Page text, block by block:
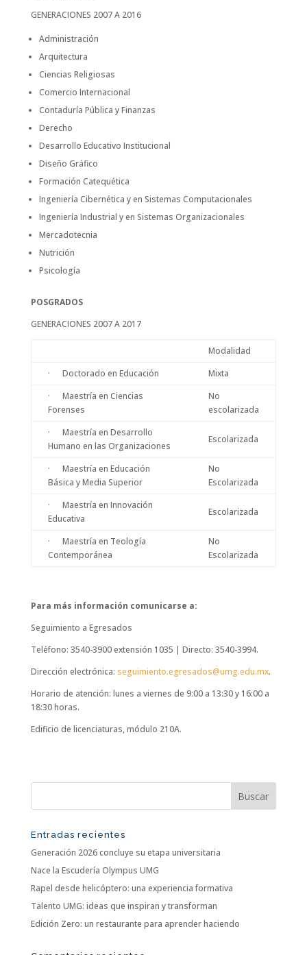
GENERACIONES 2007 A 2016
Administración
Arquitectura
Ciencias Religiosas
Comercio Internacional
Contaduría Pública y Finanzas
Derecho
Desarrollo Educativo Institucional
Diseño Gráfico
Formación Catequética
Ingeniería Cibernética y en Sistemas Computacionales
Ingeniería Industrial y en Sistemas Organizacionales
Mercadotecnia
Nutrición
Psicología
POSGRADOS
GENERACIONES 2007 A 2017
Modalidad
· Doctorado en Educación
Mixta
· Maestría en Ciencias
Forenses
No
escolarizada
· Maestría en Desarrollo
Humano en las Organizaciones
Escolarizada
· Maestría en Educación
Básica y Media Superior
No
Escolarizada
· Maestría en Innovación
Educativa
Escolarizada
· Maestría en Teología
Contemporánea
No
Escolarizada
Para más información comunicarse a:
Seguimiento a Egresados
Teléfono: 3540-3900 extensión 1035 | Directo: 3540-3994.
Dirección electrónica: seguimiento.egresados@umg.edu.mx.
Horario de atención: lunes a viernes de 9:00 a 13:30 y 16:00 a
18:30 horas.
Edificio de licenciaturas, módulo 210A.
Entradas recientes
Generación 2026 concluye su etapa universitaria
Nace la Escudería Olympus UMG
Rapel desde helicóptero: una experiencia formativa
Talento UMG: ideas que inspiran y transforman
Edición Zero: un restaurante para aprender haciendo